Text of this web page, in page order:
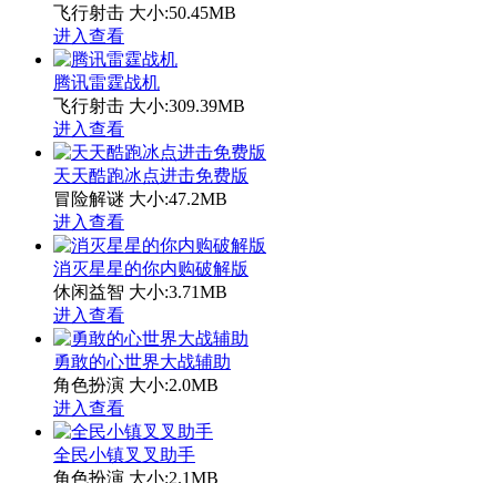
飞行射击 大小:50.45MB
进入查看
腾讯雷霆战机
飞行射击 大小:309.39MB
进入查看
天天酷跑冰点进击免费版
冒险解谜 大小:47.2MB
进入查看
消灭星星的你内购破解版
休闲益智 大小:3.71MB
进入查看
勇敢的心世界大战辅助
角色扮演 大小:2.0MB
进入查看
全民小镇叉叉助手
角色扮演 大小:2.1MB